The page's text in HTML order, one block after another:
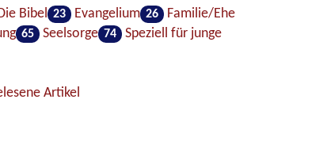
Bibel 23 Evangelium 26 Familie/Ehe
65 Seelsorge 74
Speziell für junge
Artikel